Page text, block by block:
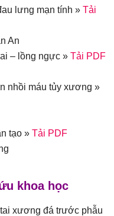
lưng mạn tính » Tải
An
– lồng ngực » Tải PDF
nhồi máu tủy xương »
tạo » Tải PDF
khoa học
xương đá trước phẫu